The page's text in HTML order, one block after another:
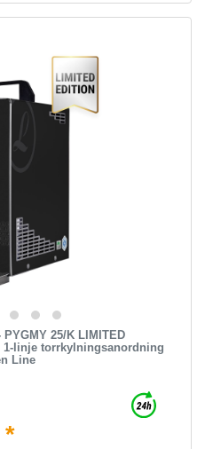
25/K LIMITED
1-linje torrkylningsanordning
Line
*